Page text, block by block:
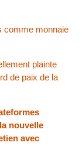
comme monnaie
plainte
de paix de la
nouvelle
avec